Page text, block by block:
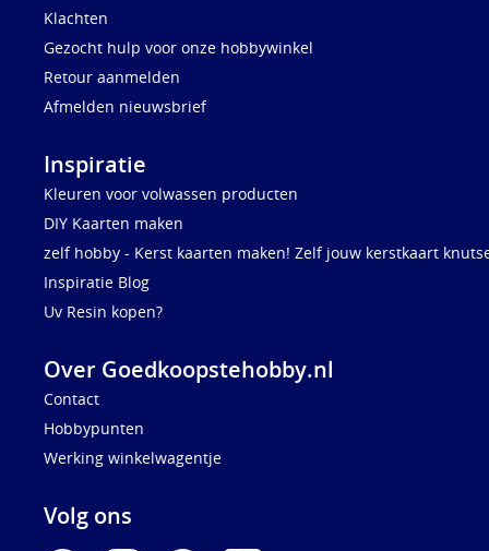
Klachten
Gezocht hulp voor onze hobbywinkel
Retour aanmelden
Afmelden nieuwsbrief
Inspiratie
Kleuren voor volwassen producten
DIY Kaarten maken
zelf hobby - Kerst kaarten maken! Zelf jouw kerstkaart
Inspiratie Blog
Uv Resin kopen?
Over Goedkoopstehobby.nl
Contact
Hobbypunten
Werking winkelwagentje
Volg ons